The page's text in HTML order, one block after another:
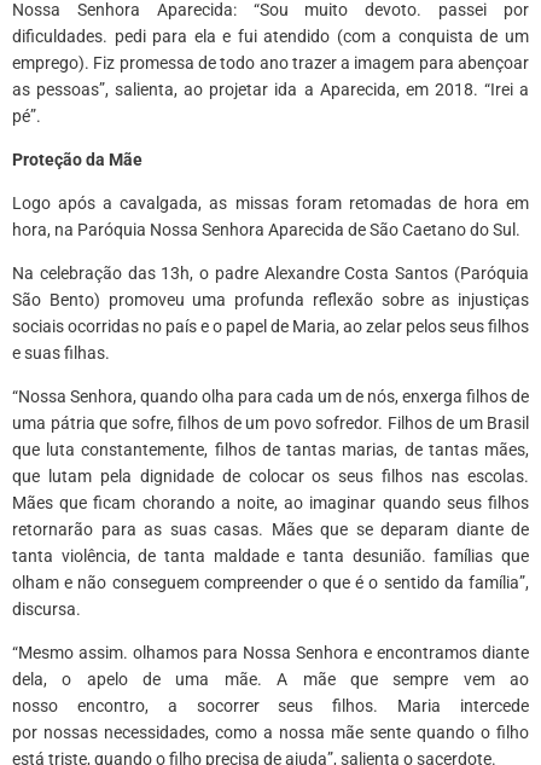
Nossa Senhora Aparecida: “Sou muito devoto. passei por
dificuldades. pedi para ela e fui atendido (com a conquista de um
emprego). Fiz promessa de todo ano trazer a imagem para abençoar
as pessoas”, salienta, ao projetar ida a Aparecida, em 2018. “Irei a
pé”.
Proteção da Mãe
Logo após a cavalgada, as missas foram retomadas de hora em
hora, na Paróquia Nossa Senhora Aparecida de São Caetano do Sul.
Na celebração das 13h, o padre Alexandre Costa Santos (Paróquia
São Bento) promoveu uma profunda reflexão sobre as injustiças
sociais ocorridas no país e o papel de Maria, ao zelar pelos seus filhos
e suas filhas.
“Nossa Senhora, quando olha para cada um de nós, enxerga filhos de
uma pátria que sofre, filhos de um povo sofredor. Filhos de um Brasil
que luta constantemente, filhos de tantas marias, de tantas mães,
que lutam pela dignidade de colocar os seus filhos nas escolas.
Mães que ficam chorando a noite, ao imaginar quando seus filhos
retornarão para as suas casas. Mães que se deparam diante de
tanta violência, de tanta maldade e tanta desunião. famílias que
olham e não conseguem compreender o que é o sentido da família”,
discursa.
“Mesmo assim. olhamos para Nossa Senhora e encontramos diante
dela, o apelo de uma mãe. A mãe que sempre vem ao
nosso encontro, a socorrer seus filhos. Maria intercede
por nossas necessidades, como a nossa mãe sente quando o filho
está triste, quando o filho precisa de ajuda”, salienta o sacerdote.